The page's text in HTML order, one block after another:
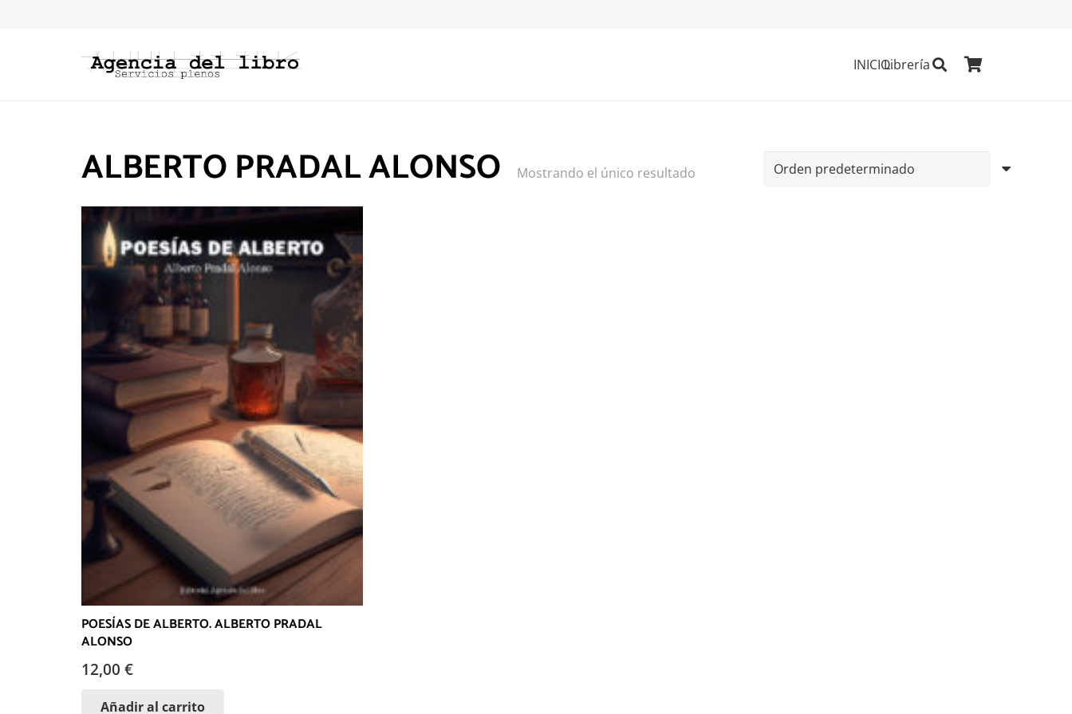
INICIOLibrería
ALBERTO PRADAL ALONSO Mostrando el único resultado
POESÍAS DE ALBERTO. ALBERTO PRADAL
ALONSO
12,00 €
Añadir al carrito